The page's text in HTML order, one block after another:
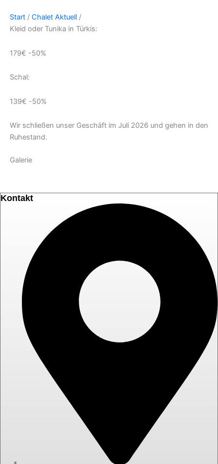
Start / Chalet Aktuell /
Kleid oder Tunika in Türkis:
179€ -50%
Schal:
139€ -50%
Wir schließen unser Geschäft im Juli 2026 und gehen in den
Ruhestand.
Galerie
Kontakt